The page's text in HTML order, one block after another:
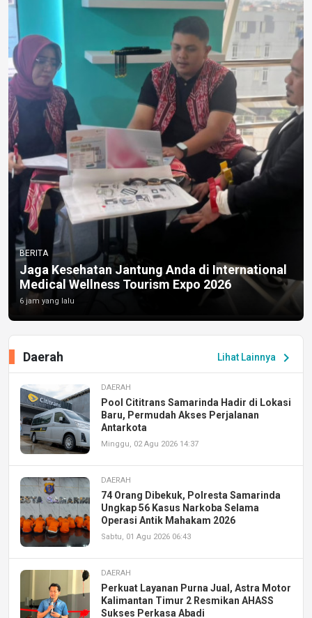
BERITA
Jaga Kesehatan Jantung Anda di International
Medical Wellness Tourism Expo 2026
6 jam yang lalu
Lihat Lainnya chevron_right
Daerah
DAERAH
Pool Cititrans Samarinda Hadir di Lokasi
Baru, Permudah Akses Perjalanan
Antarkota
Minggu, 02 Agu 2026 14:37
DAERAH
74 Orang Dibekuk, Polresta Samarinda
Ungkap 56 Kasus Narkoba Selama
Operasi Antik Mahakam 2026
Sabtu, 01 Agu 2026 06:43
DAERAH
Perkuat Layanan Purna Jual, Astra Motor
Kalimantan Timur 2 Resmikan AHASS
Sukses Perkasa Abadi